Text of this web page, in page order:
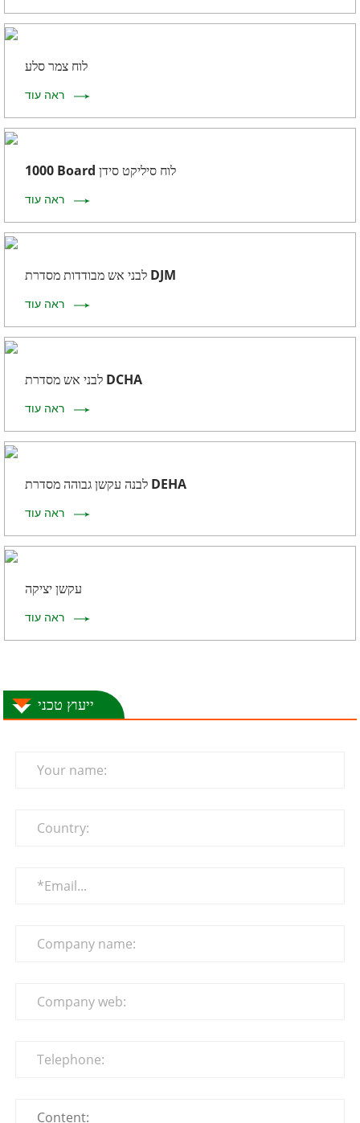
לוח צמר סלע
ראה עוד
1000 Board לוח סיליקט סידן
ראה עוד
לבני אש מבודדות מסדרת DJM
ראה עוד
לבני אש מסדרת DCHA
ראה עוד
לבנה עקשן גבוהה מסדרת DEHA
ראה עוד
עקשן יציקה
ראה עוד
ייעוץ טכני